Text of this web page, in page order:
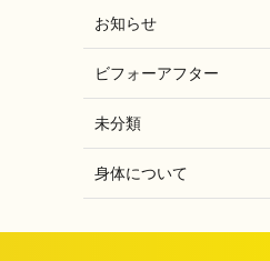
お知らせ
ビフォーアフター
未分類
身体について